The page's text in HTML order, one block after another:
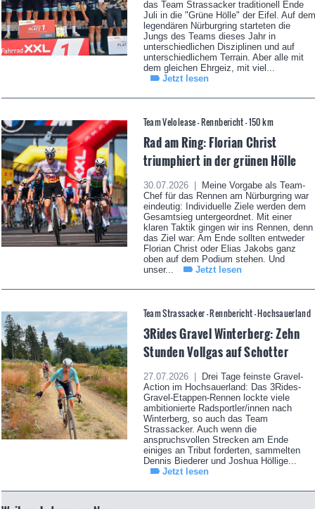
das Team Strassacker traditionell Ende
Juli in die "Grüne Hölle" der Eifel. Auf dem
legendären Nürburgring starteten die
Jungs des Teams dieses Jahr in
unterschiedlichen Disziplinen und auf
unterschiedlichem Terrain. Aber alle mit
dem gleichen Ehrgeiz, mit viel...
Jetzt lesen
Team Velolease - Rennbericht - 150 km
Rad am Ring: Florian Christ
triumphiert in der grünen Hölle
30.07.2026 |
Meine Vorgabe als Team-
Chef für das Rennen am Nürburgring war
eindeutig: Individuelle Ziele werden dem
Gesamtsieg untergeordnet. Mit einer
klaren Taktik gingen wir ins Rennen, denn
das Ziel war: Am Ende sollten entweder
Florian Christ oder Elias Jakobs ganz
oben auf dem Podium stehen. Und
unser...
Jetzt lesen
Team Strassacker - Rennbericht - Hochsauerland
3Rides Gravel Winterberg: Zehn
Stunden Vollgas auf Schotter
27.07.2026 |
Drei Tage feinste Gravel-
Action im Hochsauerland: Das 3Rides-
Gravel-Etappen-Rennen lockte viele
ambitionierte Radsportler/innen nach
Winterberg, so auch das Team
Strassacker. Auch wenn die
anspruchsvollen Strecken am Ende
einiges an Tribut forderten, sammelten
Dennis Biederer und Joshua Höllige...
Jetzt lesen